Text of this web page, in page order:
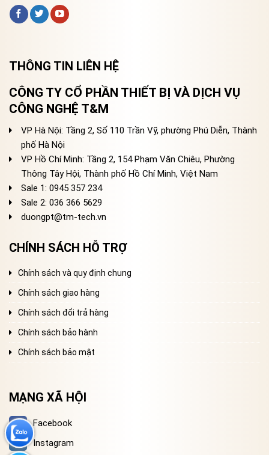
THÔNG TIN LIÊN HỆ
CÔNG TY CỔ PHẦN THIẾT BỊ VÀ DỊCH VỤ
CÔNG NGHỆ T&M
VP Hà Nội: Tầng 2, Số 110 Trần Vỹ, phường Phú Diễn, Thành
phố Hà Nội
VP Hồ Chí Minh: Tầng 2, 154 Phạm Văn Chiêu, Phường
Thông Tây Hội, Thành phố Hồ Chí Minh, Việt Nam
Sale 1: 0945 357 234
Sale 2: 036 366 5629
duongpt@tm-tech.vn
CHÍNH SÁCH HỖ TRỢ
Chính sách và quy định chung
Chính sách giao hàng
Chính sách đổi trả hàng
Chính sách bảo hành
Chính sách bảo mật
MẠNG XÃ HỘI
Facebook
Instagram